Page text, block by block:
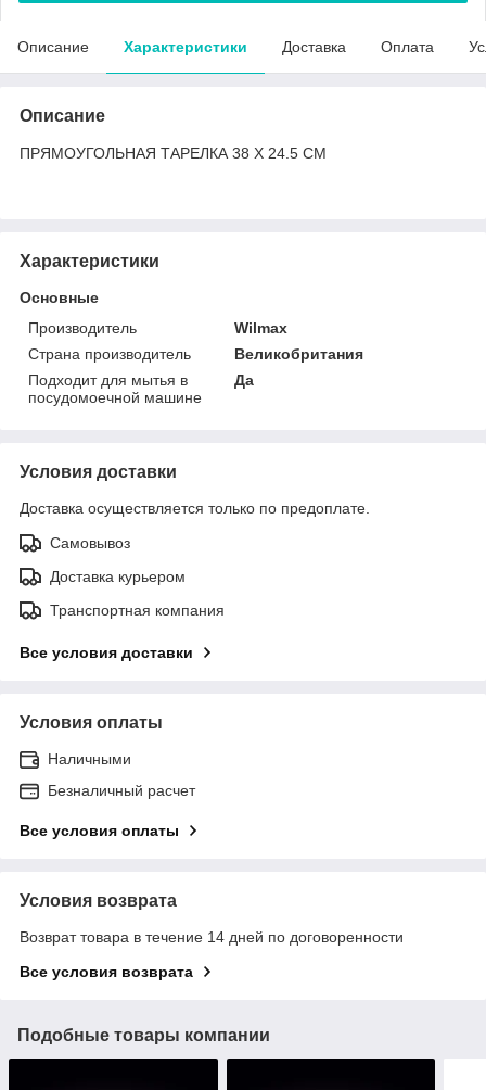
Описание Характеристики Доставка Оплата
Описание
ПРЯМОУГОЛЬНАЯ ТАРЕЛКА 38 X 24.5 CM
Характеристики
Основные
Производитель
Wilmax
Страна производитель
Великобритания
Подходит для мытья в
посудомоечной машине
Да
Условия доставки
Доставка осуществляется только по предоплате.
Самовывоз
Доставка курьером
Транспортная компания
Все условия доставки
Условия оплаты
Наличными
Безналичный расчет
Все условия оплаты
Условия возврата
Возврат товара в течение 14 дней по договоренности
Все условия возврата
Подобные товары компании